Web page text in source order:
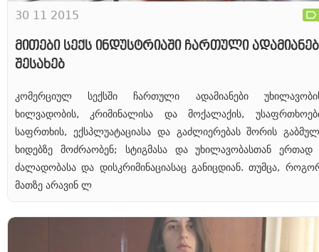
30 11 2015
მითები სექს ინდუსტრიაში ჩართული
შესახებ
კომერციულ სექსში ჩართული ადამიანები
ხილვადობის, კრიმინალისა და მოქალაქის,
საფრთხის, ექსპლუატაციასა და გაძლიერებას შორის გაბმულ
ხიდებზე მოძრაობენ; სტიგმასა და უხილავობასთან ერთად
ძალადობასა და დისკრიმინაციასაც განიცდიან. თუმცა,
მათზე არავინ ლ